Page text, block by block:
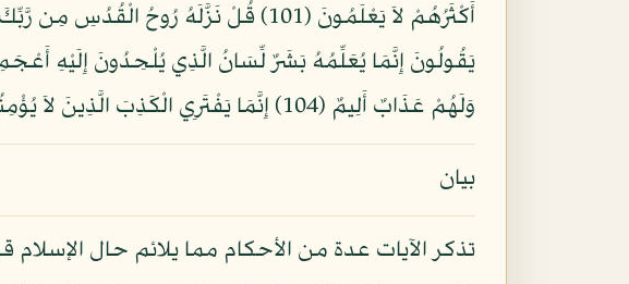
وَلَهُمْ عَذَابٌ أَلِيمٌ (104) إِنَّمَا يَفْتَرِي الْكَذِبَ الَّذِينَ لاَ يُؤْمِنُونَ بِآيَاتِ اللّهِ وَأُوْلئِكَ هُمُ الْكَاذِبُونَ (105)
بيان
تذكر الآيات عدة من الأحكام مما يلائم حال